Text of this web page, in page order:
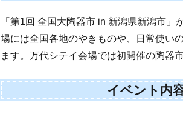
「第1回 全国大陶器市 in 新潟県新潟市
場には全国各地のやきものや、日常使い
ます。万代シテイ会場では初開催の陶器市
イベント内